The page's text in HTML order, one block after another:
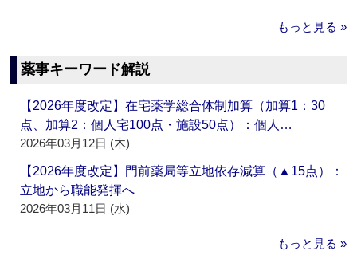
もっと見る »
薬事キーワード解説
【2026年度改定】在宅薬学総合体制加算（加算1：30
点、加算2：個人宅100点・施設50点）：個人…
2026年03月12日 (木)
【2026年度改定】門前薬局等立地依存減算（▲15点）：
立地から職能発揮へ
2026年03月11日 (水)
もっと見る »